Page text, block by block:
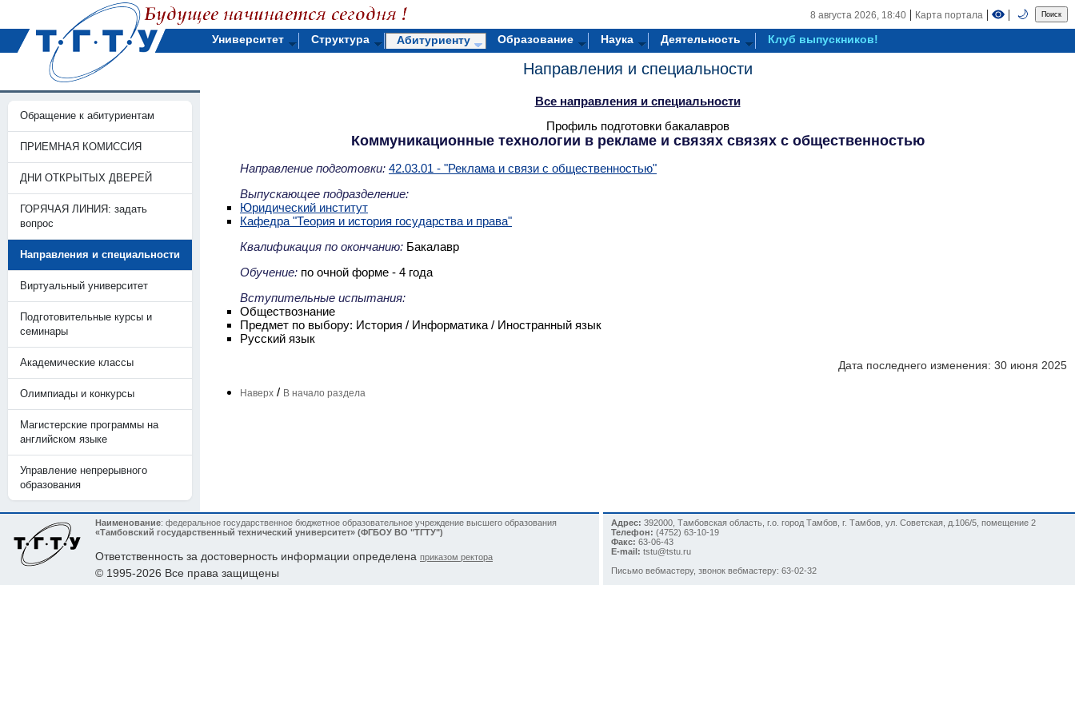
8 августа 2026, 18:40 | Карта портала | | 🌙
Университет Структура Абитуриенту Образование Наука Деятельность Клуб выпускников!
Направления и специальности
Обращение к абитуриентам
ПРИЕМНАЯ КОМИССИЯ
ДНИ ОТКРЫТЫХ ДВЕРЕЙ
ГОРЯЧАЯ ЛИНИЯ: задать
вопрос
Направления и специальности
Виртуальный университет
Подготовительные курсы и
семинары
Академические классы
Олимпиады и конкурсы
Магистерские программы на
английском языке
Управление непрерывного
образования
Все направления и специальности
Профиль подготовки бакалавров
Коммуникационные технологии в рекламе и связях связях с общественностью
Направление подготовки: 42.03.01 - "Реклама и связи с общественностью"
Выпускающее подразделение:
Юридический институт
Кафедра "Теория и история государства и права"
Квалификация по окончанию: Бакалавр
Обучение: по очной форме - 4 года
Вступительные испытания:
Обществознание
Предмет по выбору: История / Информатика / Иностранный язык
Русский язык
Дата последнего изменения: 30 июня 2025
Наверх / В начало раздела
Наименование: федеральное государственное бюджетное образовательное учреждение высшего образования
«Тамбовский государственный технический университет» (ФГБОУ ВО "ТГТУ")
Ответственность за достоверность информации определена приказом ректора
© 1995-2026 Все права защищены
Адрес: 392000, Тамбовская область, г.о. город Тамбов, г. Тамбов, ул. Советская, д.106/5, помещение 2
Телефон: (4752) 63-10-19
Факс: 63-06-43
E-mail: tstu@tstu.ru
Письмо вебмастеру, звонок вебмастеру: 63-02-32